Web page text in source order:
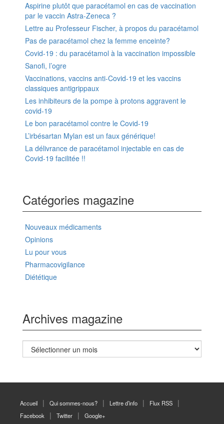
Aspirine plutôt que paracétamol en cas de vaccination
par le vaccin Astra-Zeneca ?
Lettre au Professeur Fischer, à propos du paracétamol
Pas de paracétamol chez la femme enceinte?
Covid-19 : du paracétamol à la vaccination impossible
Sanofi, l’ogre
Vaccinations, vaccins anti-Covid-19 et les vaccins
classiques antigrippaux
Les inhibiteurs de la pompe à protons aggravent le
covid-19
Le bon paracétamol contre le Covid-19
L’irbésartan Mylan est un faux générique!
La délivrance de paracétamol injectable en cas de
Covid-19 facilitée !!
Catégories magazine
Nouveaux médicaments
Opinions
Lu pour vous
Pharmacovigilance
Diététique
Archives magazine
Archives
magazine
Accueil Qui sommes-nous? Lettre d’info
Flux RSS
Facebook
Twitter Google+